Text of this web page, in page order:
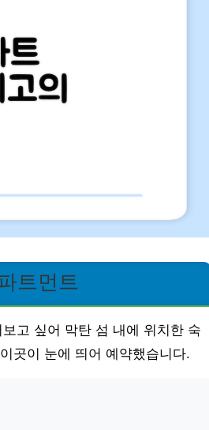
트먼트
고 싶어 막탄 섬 내에 위치한 숙
곳이 눈에 띄어 예약했습니다.